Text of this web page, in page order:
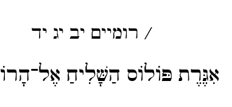
/ רומיים יב יג יד
אִגֶּרֶת פּוֹלוֹס הַשָּׁלִיחַ